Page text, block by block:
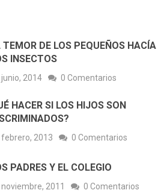
TEMOR DE LOS PEQUEÑOS HACÍA
INSECTOS
junio, 2014 0 Comentarios
HACER SI LOS HIJOS SON
febrero, 2013 0 Comentarios
PADRES Y EL COLEGIO
2011 0 Comentarios